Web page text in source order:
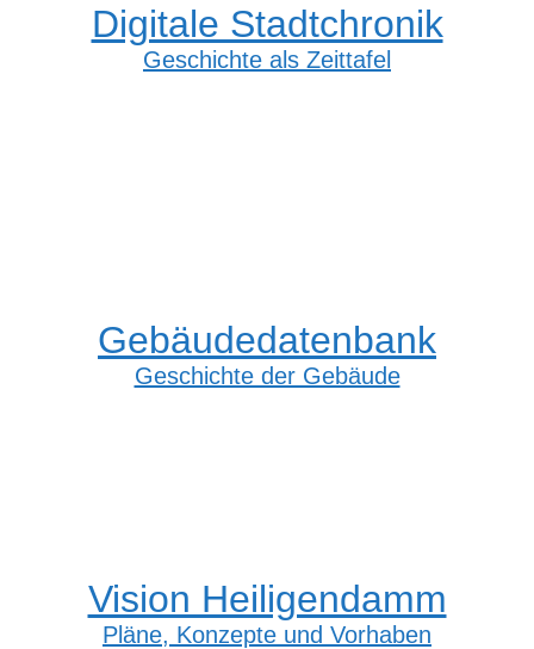
Digitale Stadtchronik
Geschichte als Zeittafel
Gebäudedatenbank
Geschichte der Gebäude
Vision Heiligendamm
Pläne, Konzepte und Vorhaben